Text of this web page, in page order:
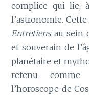
complice qui lie,
l’astronomie.
Entretiensau sein
et souverain de
planétaire et
retenu comme
l’horoscope de